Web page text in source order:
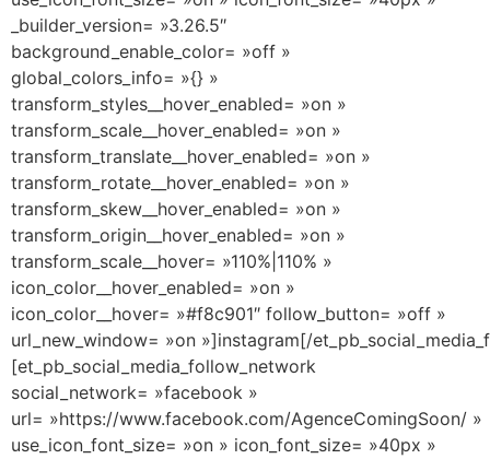
_builder_version= »3.26.5″
background_enable_color= »off »
global_colors_info= »{} »
transform_styles__hover_enabled= »on »
transform_scale__hover_enabled= »on »
transform_translate__hover_enabled= »on »
transform_rotate__hover_enabled= »on »
transform_skew__hover_enabled= »on »
transform_origin__hover_enabled= »on »
transform_scale__hover= »110%|110% »
icon_color__hover_enabled= »on »
icon_color__hover= »#f8c901″ follow_button= »off »
url_new_window= »on »]instagram[/
[et_pb_social_media_follow_network
social_network= »facebook »
url= »https://www.facebook.com/AgenceComingSoon/ »
use_icon_font_size= »on » icon_font_size= »40px »